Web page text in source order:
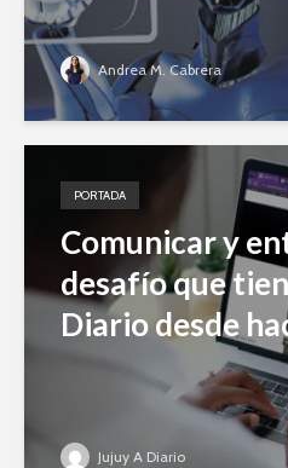
Andrea M. Cabrera
PORTADA
Comunicar y
desafío que
Diario desde
Jujuy A Diario